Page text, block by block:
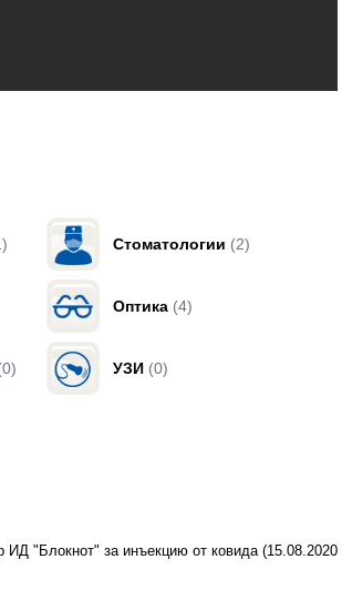
Стоматологии (2)
Оптика (4)
УЗИ (0)
ИД "Блокнот" за инъекцию от ковида (15.08.2020